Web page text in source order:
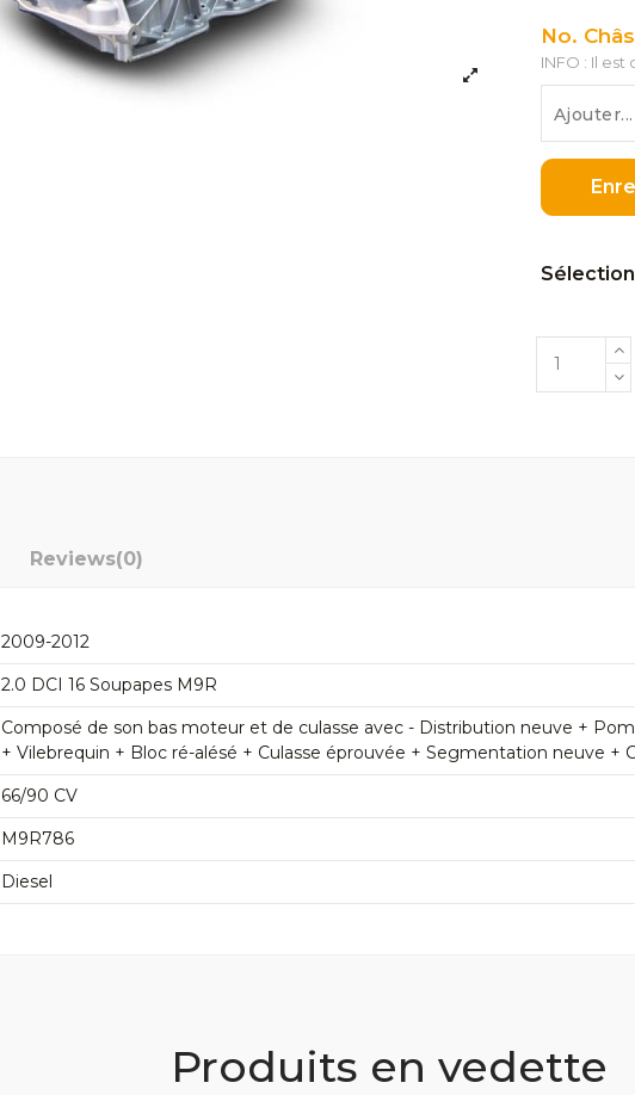
No.
INFO : Il
Reviews(0)
2009-2012
2.0 DCI 16 Soupapes M9R
Composé de son bas moteur et de culasse avec - Distribution neuve +
+ Vilebrequin + Bloc ré-alésé + Culasse éprouvée + Segmentation neuve +
66/90 CV
M9R786
Diesel
Produits en vedette